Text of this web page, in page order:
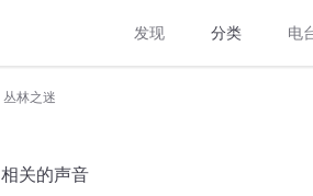
发现 分类 电
丛林之迷
相关的声音